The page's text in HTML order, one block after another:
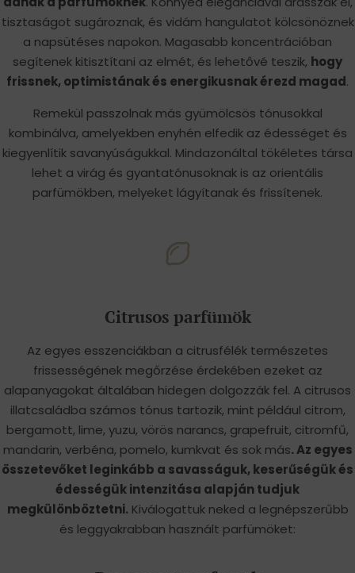
tisztaságot sugároznak, és vidám hangulatot kölcsönöznek
a napsütéses napokon. Magasabb koncentrációban
segítenek kitisztítani az elmét, és lehetővé teszik, hogy
frissnek, optimistának és energikusnak érezd magad.
Remekül passzolnak más gyümölcsös tónusokkal
kombinálva, amelyekben enyhén elfedik az édességet és
kiegyenlítik savanyúságukkal. Mindazonáltal tökéletes társa
lehet a virág és gyantatónusoknak is az orientális
parfümökben, melyeket lágyítanak és frissítenek.
Citrusos parfümök
Az egyes esszenciákban a citrusfélék természetes
frissességének megőrzése érdekében ezeket az
alapanyagokat általában hidegen dolgozzák fel. A citrusos
illatcsaládba számos tónus tartozik, mint például citrom,
bergamott, lime, yuzu, vörös narancs, grapefruit, citromfű,
mandarin, verbéna, pomelo, kumkvat és sok más. Az egyes
összetevőket leginkább a savasságuk, keserűségük és
édességük intenzitása alapján tudjuk
megkülönböztetni.Kiválogattuk neked a legnépszerűbb
és leggyakrabban használt parfümöket: